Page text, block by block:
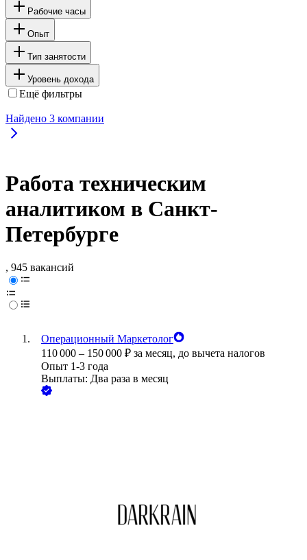
Рабочие часы
Опыт
Тип занятости
Уровень дохода
Ещё фильтры
Найдено 3 компании
Работа техническим
аналитиком в Санкт-
Петербурге
, 945 вакансий
Операционный Маркетолог
110 000 – 150 000 ₽ за месяц, до вычета налогов
Опыт 1-3 года
Выплаты: Два раза в месяц